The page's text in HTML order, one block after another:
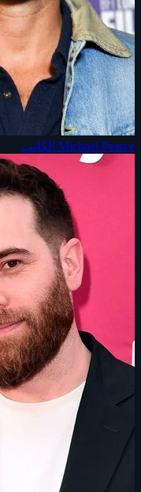
Michael Pearce الكاتب